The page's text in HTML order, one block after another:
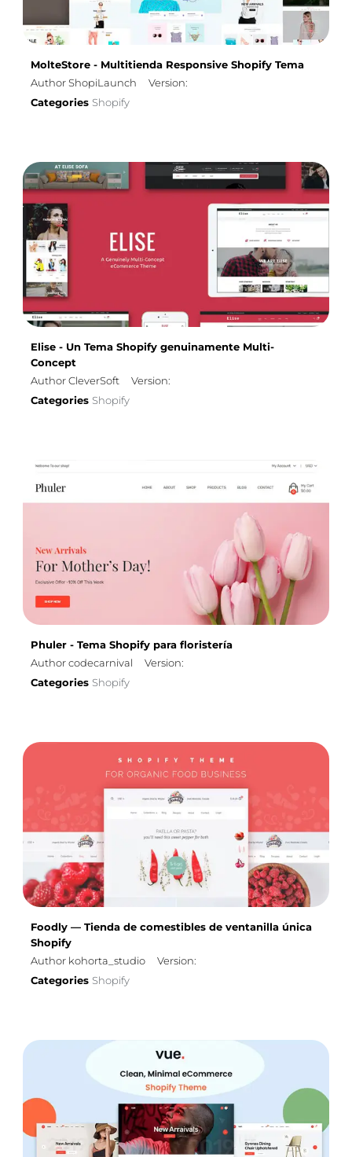
MolteStore - Multitienda Responsive Shopify Tema
Author ShopiLaunch
Version:
Categories Shopify
Elise - Un Tema Shopify genuinamente Multi-
Concept
Author CleverSoft
Version:
Categories Shopify
Phuler - Tema Shopify para floristería
Author codecarnival
Version:
Categories Shopify
Foodly — Tienda de comestibles de ventanilla única
Shopify
Author kohorta_studio
Version:
Categories Shopify